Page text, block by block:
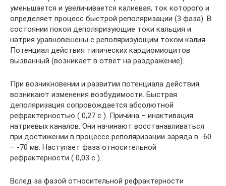
уменьшается и увеличивается калиевая, ток которого и
определяет процесс быстрой реполяризации (3 фаза). В
состоянии покоя деполяризующие токи кальция и
натрия уравновешены с реполяризующим током калия.
Потенциал действия типических кардиомиоцитов
вызванный (возникает в ответ на раздражение).
При возникновении и развитии потенциала действия
возникают изменения возбудимости. Быстрая
деполяризация сопровождается абсолютной
рефрактерностью ( 0,27 с ). Причина – инактивация
натриевых каналов. Они начинают восстанавливаться
при достижении в процессе реполяризации заряда в -60
– -70 мв. Наступает фаза относительной
рефрактерности ( 0,03 с ).
Вслед за фазой относительной рефрактерности